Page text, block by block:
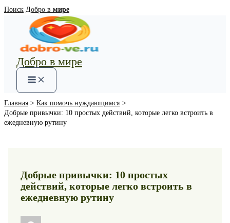
Перейти
содержимому
Поиск Добро в мире
Добро в мире
Main
Menu
Главная
Как помочь нуждающимся
Добрые привычки: 10 простых действий, которые легко встроить в
ежедневную рутину
Добрые привычки: 10 простых
действий, которые легко встроить в
ежедневную рутину